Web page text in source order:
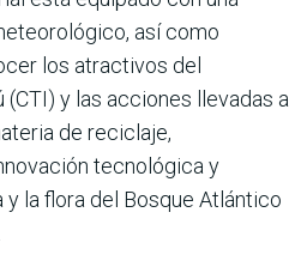
así como
los atractivos del
y las acciones llevadas a
de reciclaje,
tecnológica y
la flora del Bosque Atlántico